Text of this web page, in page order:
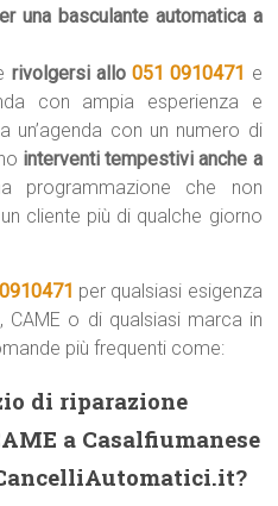
una basculante automatica a
rivolgersi allo051 0910471 e
con ampia esperienza e
un’agenda con un numero di
interventi tempestivi anche a
programmazione che non
cliente più di qualche giorno
per qualsiasi esigenza
o di qualsiasi marca in
più frequenti come:
di riparazione
a Casalfiumanese